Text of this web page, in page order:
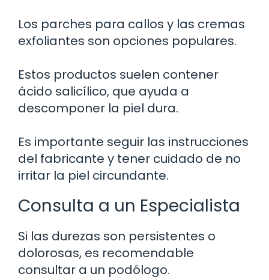
Los parches para callos y las cremas
exfoliantes son opciones populares.
Estos productos suelen contener
ácido salicílico, que ayuda a
descomponer la piel dura.
Es importante seguir las instrucciones
del fabricante y tener cuidado de no
irritar la piel circundante.
Consulta a un Especialista
Si las durezas son persistentes o
dolorosas, es recomendable
consultar a un podólogo.